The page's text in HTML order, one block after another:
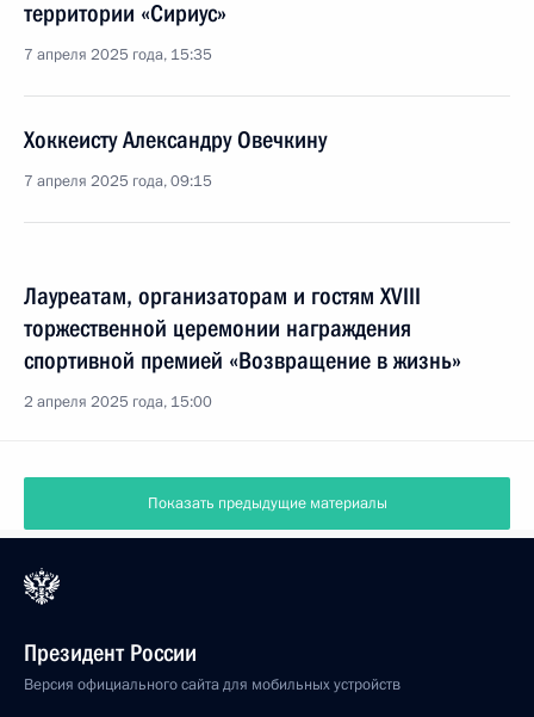
территории «Сириус»
7 апреля 2025 года, 15:35
Хоккеисту Александру Овечкину
7 апреля 2025 года, 09:15
Лауреатам, организаторам и гостям XVIII
торжественной церемонии награждения
спортивной премией «Возвращение в жизнь»
2 апреля 2025 года, 15:00
Показать предыдущие материалы
Президент России
Версия официального сайта для мобильных устройств